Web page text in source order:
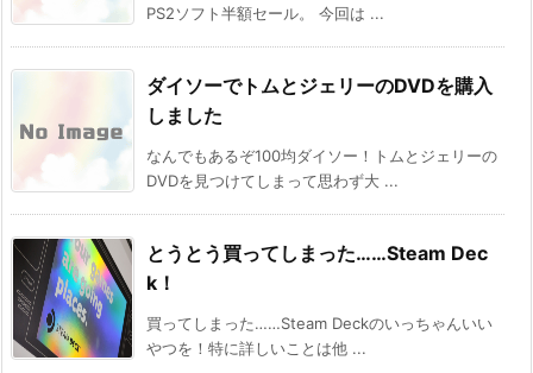
PS2ソフト半額セール。 今回は ...
ダイソーでトムとジェリーのDVDを購入
しました
なんでもあるぞ100均ダイソー！トムとジェリーの
DVDを見つけてしまって思わず大 ...
とうとう買ってしまった……Steam Dec
k！
買ってしまった……Steam Deckのいっちゃんいい
やつを！特に詳しいことは他 ...